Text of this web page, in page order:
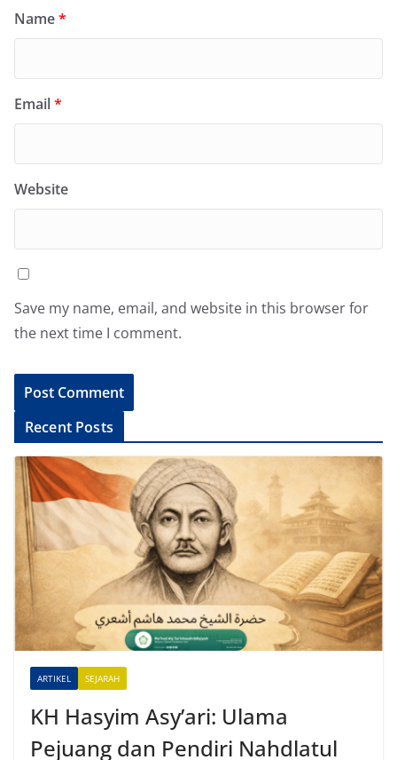
Name*
Email*
Website
Save my name, email, and website in this browser for
the next time I comment.
l
t
v
Recent Posts
ARTIKEL SEJARAH
KH Hasyim Asy’ari: Ulama
Pejuang dan Pendiri Nahdlatul